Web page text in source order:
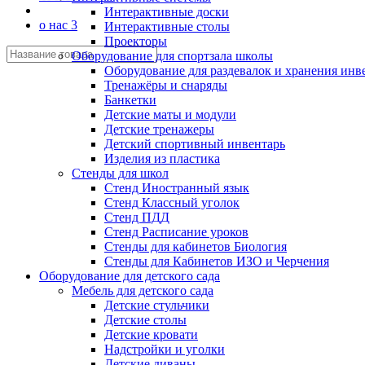
о нас 3
Интерактивные доски
Интерактивные столы
Проекторы
Оборудование для спортзала школы
Оборудование для раздевалок и хранения
Тренажёры и снаряды
Банкетки
Детские маты и модули
Детские тренажеры
Детский спортивный инвентарь
Изделия из пластика
Стенды для школ
Стенд Иностранный язык
Стенд Классный уголок
Стенд ПДД
Стенд Расписание уроков
Стенды для кабинетов Биология
Стенды для Кабинетов ИЗО и Черчения
Оборудование для детского сада
Мебель для детского сада
Детские стульчики
Детские столы
Детские кровати
Надстройки и уголки